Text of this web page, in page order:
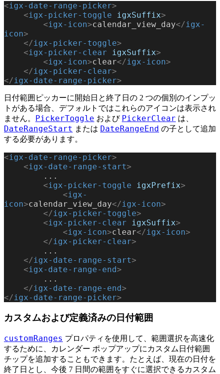
<igx-date-range-picker>
    <
igx-picker-toggle igxSuffix>
        <
igx-icon>calendar_view_day</igx-
icon>
    </
igx-picker-toggle>
    <
igx-picker-clear igxSuffix>
        <
igx-icon>clear</igx-icon>
    </
igx-picker-clear>
</igx-date-range-picker>
日付範囲ピッカーに開始日と終了日の 2 つの個別のインプッ
トがある場合、デフォルトではこれらのアイコンは表示され
ません。
PickerToggle および PickerClear は、
DateRangeStart または DateRangeEnd の子として追加
する必要があります。
<igx-date-range-picker>
    <
igx-date-range-start>
        ...
        <
igx-picker-toggle igxPrefix>
            <
igx-
icon>calendar_view_day</igx-icon>
        </
igx-picker-toggle>
        <
igx-picker-clear igxSuffix>
            <
igx-icon>clear</igx-icon>
        </
igx-picker-clear>
        ...
    </
igx-date-range-start>
    <
igx-date-range-end>
        ...
    </
igx-date-range-end>
</igx-date-range-picker>
カスタムおよび定義済みの日付範囲
customRanges プロパティを使用して、範囲選択を高速化
するために、カレンダー ポップアップにカスタム日付範囲
チップを追加することもできます。たとえば、現在の日付を
終了日とし、今後 7 日間の範囲をすぐに選択できるカスタム